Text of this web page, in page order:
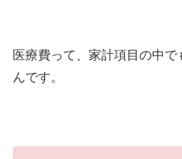
医療費って、家計項目の中
んです。